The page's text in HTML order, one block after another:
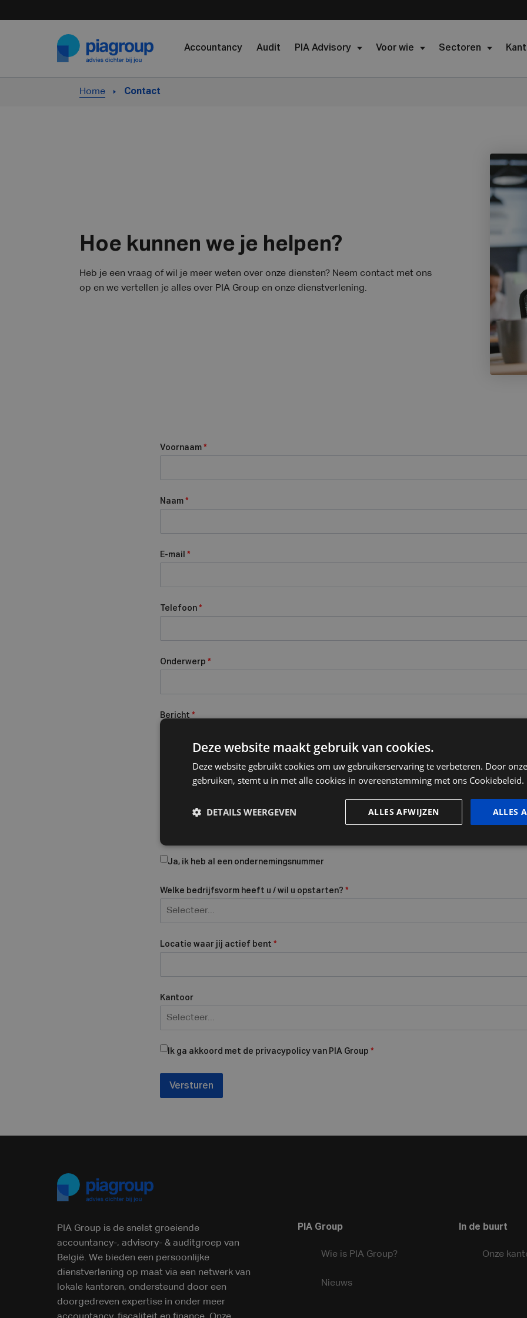
Accountancy Audit PIA Advisory Voor wie Sectoren
Home Contact
Hoe kunnen we je helpen?
Heb je een vraag of wil je meer weten over onze diensten? Neem contact met ons
op en we vertellen je alles over PIA Group en onze dienstverlening.
Voornaam *
Naam *
E-mail *
Telefoon *
Onderwerp *
Bericht *
Bedrijfsnaam
Ja, ik heb al een ondernemingsnummer
Welke bedrijfsvorm heeft u / wil u opstarten? *
Selecteer...
Locatie waar jij actief bent *
Kantoor
Selecteer...
Ik ga akkoord met de privacypolicy van PIA Group *
Versturen
PIA Group is de snelst groeiende
accountancy-, advisory- & auditgroep van
België. We bieden een persoonlijke
dienstverlening op maat via een netwerk van
lokale kantoren, ondersteund door een
doorgedreven expertise in onder meer
PIA Group
Wie is PIA Group?
Nieuws
In de buurt
Onze
Deze website maakt gebruik van cookies.
Deze website gebruikt cookies om uw gebruikerservaring te verbeteren. Door
gebruiken, stemt u in met alle cookies in overeenstemming met ons Cookiebeleid.
ALLES
ALLES AFWIJZEN
DETAILS WEERGEVEN